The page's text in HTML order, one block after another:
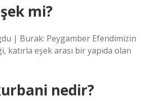
mi?
| Burak: Peygamber Efendimizin
katırla eşek arası bir yapıda olan
nedir?